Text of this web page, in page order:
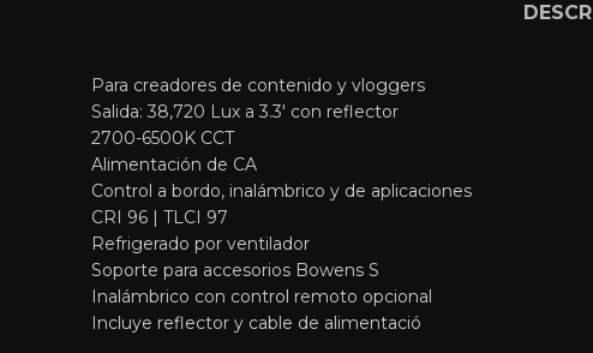
Para creadores de contenido y vloggers
Salida: 38,720 Lux a 3.3′ con reflector
2700-6500K CCT
Alimentación de CA
Control a bordo, inalámbrico y de aplicaciones
CRI 96 | TLCI 97
Refrigerado por ventilador
Soporte para accesorios Bowens S
Inalámbrico con control remoto opcional
Incluye reflector y cable de alimentació